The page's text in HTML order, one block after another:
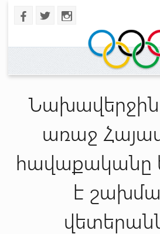
b a x
Նախավերջին
առաջ
հավաքականը
է